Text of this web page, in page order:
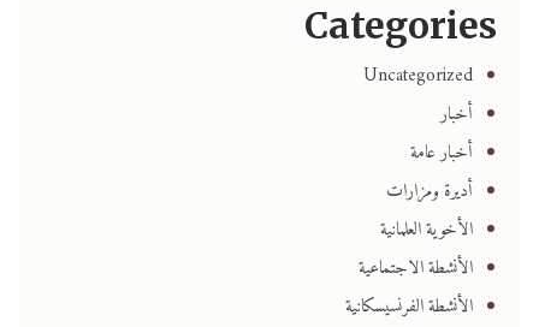
Categories
Uncategorized
أخبار
أخبار عامة
أديرة ومزارات
الأخوية العلمانية
الأنشطة الاجتماعية
الأنشطة الفرنسيسكانية